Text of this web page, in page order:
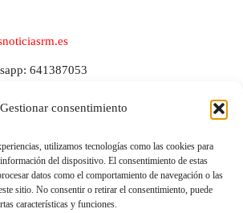
Gestionar consentimiento
utilizamos tecnologías como las cookies para
del dispositivo. El consentimiento de estas
datos como el comportamiento de navegación o las
sitio. No consentir o retirar el consentimiento, puede
características y funciones.
641387053